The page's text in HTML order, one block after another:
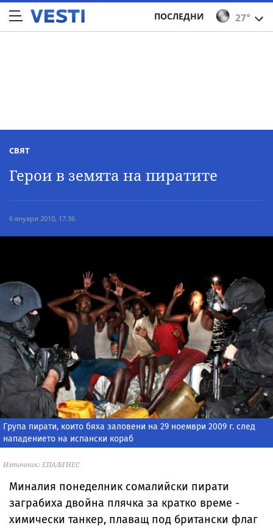
27°
ПОСЛЕДНИ
СВЯТ
Герои в земята на пиратите
6 януари 2010, 17:36
Група пирати, които бяха заловени на 29 ноември 2009 г. след
нападението на испански кораб
Източник: ЕПА/БГНЕС
Миналия понеделник сомалийски пирати
заграбиха двойна плячка за кратко време -
химически танкер, плаващ под британски флаг